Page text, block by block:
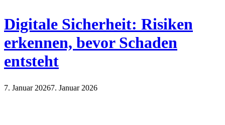
Digitale Sicherheit: Risiken
erkennen, bevor Schaden
entsteht
7. Januar 20267. Januar 2026